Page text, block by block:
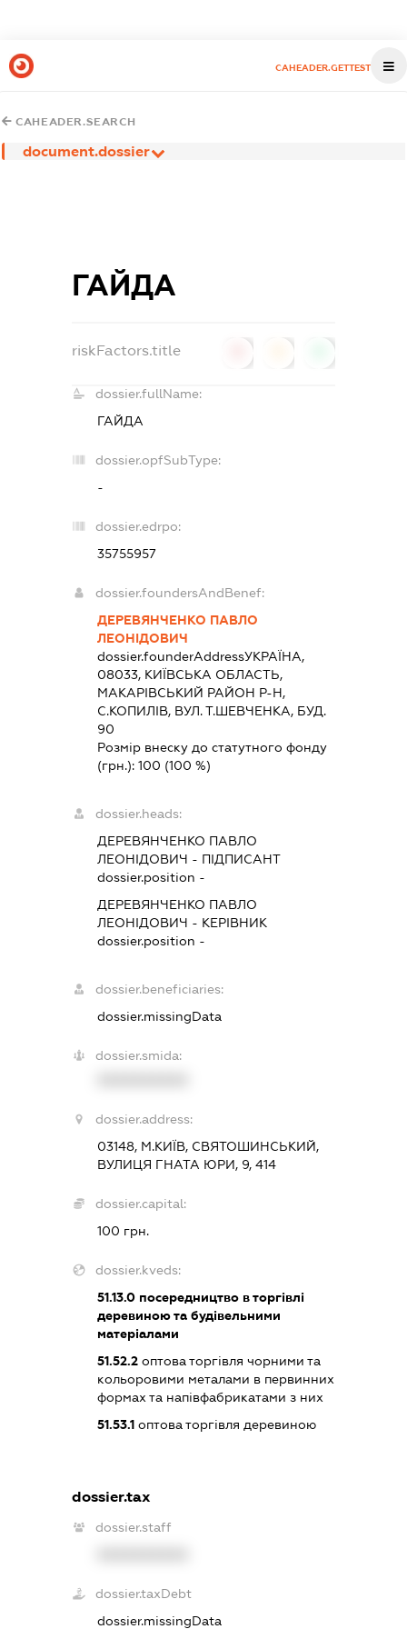
CAHEADER.GETTEST
CAHEADER.SEARCH
document.dossier
ГАЙДА
riskFactors.title
dossier.fullName:
ГАЙДА
dossier.opfSubType:
-
dossier.edrpo:
35755957
dossier.foundersAndBenef:
ДЕРЕВЯНЧЕНКО ПАВЛО
ЛЕОНІДОВИЧ
dossier.founderAddressУКРАЇНА,
08033, КИЇВСЬКА ОБЛАСТЬ,
МАКАРIВСЬКИЙ РАЙОН Р-Н,
С.КОПИЛІВ, ВУЛ. Т.ШЕВЧЕНКА, БУД.
90
Розмір внеску до статутного фонду
(грн.): 100 (100 %)
dossier.heads:
ДЕРЕВЯНЧЕНКО ПАВЛО
ЛЕОНІДОВИЧ - ПІДПИСАНТ
dossier.position -
ДЕРЕВЯНЧЕНКО ПАВЛО
ЛЕОНІДОВИЧ - КЕРІВНИК
dossier.position -
dossier.beneficiaries:
dossier.missingData
dossier.smida:
dossier.address:
03148, М.КИЇВ, СВЯТОШИНСЬКИЙ,
ВУЛИЦЯ ГНАТА ЮРИ, 9, 414
dossier.capital:
100 грн.
dossier.kveds:
51.13.0посередництво в торгівлі
деревиною та будівельними
матеріалами
51.52.2оптова торгівля чорними та
кольоровими металами в первинних
формах та напівфабрикатами з них
51.53.1оптова торгівля деревиною
dossier.tax
dossier.staff
dossier.taxDebt
dossier.missingData